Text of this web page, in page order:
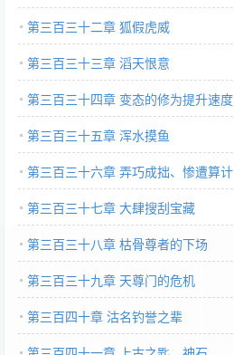
第三百三十二章 狐假虎威
第三百三十三章 滔天恨意
第三百三十四章 变态的修为提升速度
第三百三十五章 浑水摸鱼
第三百三十六章 弄巧成拙、惨遭算计
第三百三十七章 大肆搜刮宝藏
第三百三十八章 枯骨尊者的下场
第三百三十九章 天尊门的危机
第三百四十章 沽名钓誉之辈